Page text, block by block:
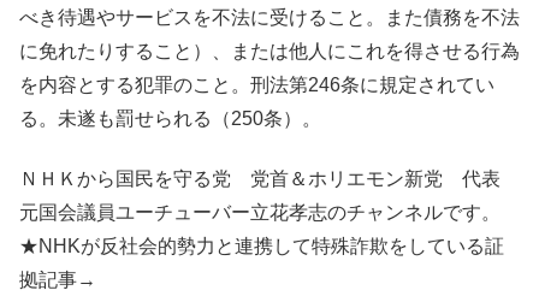
べき待遇やサービスを不法に受けること。また債務を不法
に免れたりすること）、または他人にこれを得させる行為
を内容とする犯罪のこと。刑法第246条に規定されてい
る。未遂も罰せられる（250条）。
ＮＨＫから国民を守る党 党首＆ホリエモン新党 代表
元国会議員ユーチューバー立花孝志のチャンネルです。
★NHKが反社会的勢力と連携して特殊詐欺をしている証
拠記事→